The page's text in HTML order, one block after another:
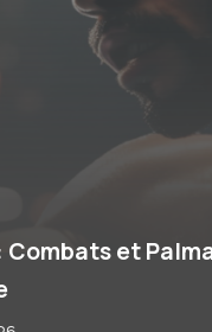
Combats et